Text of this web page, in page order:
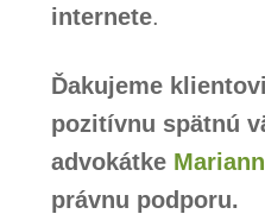
internete.
Ďakujeme
pozitívnu spätnú
advokátke
právnu podporu.